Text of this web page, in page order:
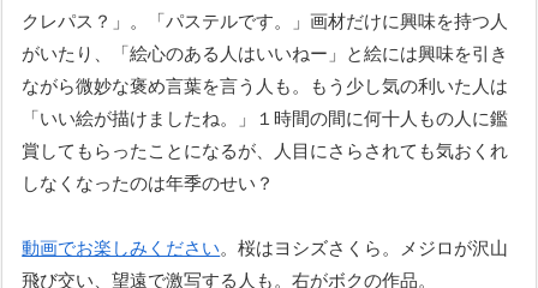
クレパス？」。「パステルです。」画材だけに興味を持つ人
がいたり、「絵心のある人はいいねー」と絵には興味を引き
ながら微妙な褒め言葉を言う人も。もう少し気の利いた人は
「いい絵が描けましたね。」１時間の間に何十人もの人に鑑
賞してもらったことになるが、人目にさらされても気おくれ
しなくなったのは年季のせい？
動画でお楽しみください。桜はヨシズさくら。メジロが沢山
飛び交い、望遠で激写する人も。右がボクの作品。